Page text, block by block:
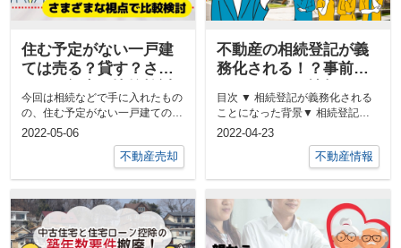
住む予定がない一戸建
ては売る？貸す？さま
今回は相続などで手に入れたもの
の、住む予定がない一戸建ての扱
いについて考えていきましょう。
2022-05-06
不動産売却
不動産の相続登記が義
務化される！？事前に
紹介
目次 ▼ 相続登記が義務化される
ことになった背景▼ 相続登記の
義務化としなかった場合の罰則内
2022-04-23
不動産情報